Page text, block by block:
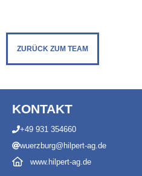
ZURÜCK ZUM TEAM
KONTAKT
+49 931 354660
wuerzburg@hilpert-ag.de
www.hilpert-ag.de